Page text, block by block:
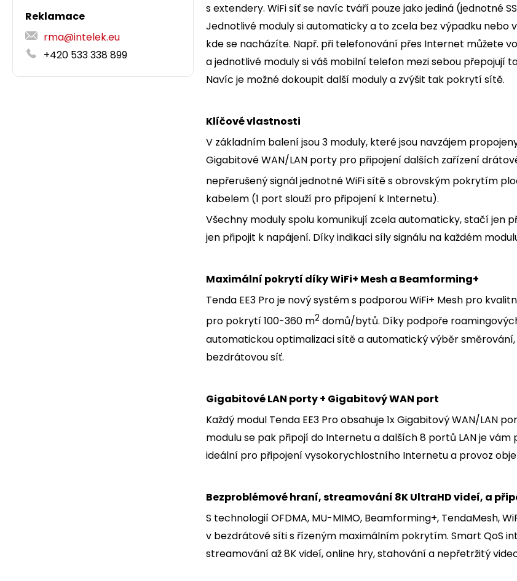
Reklamace
rma@intelek.eu
+420 533 338 899
s extendery. WiFi síť se navíc tváří pouze jako jediná (jednotné
Jednotlivé moduly si automaticky a to zcela bez výpadku
kde se nacházíte. Např. při telefonování přes Internet můžete
a jednotlivé moduly si váš mobilní telefon mezi sebou přepojují
Navíc je možné dokoupit další moduly a zvýšit tak pokrytí sítě.
Klíčové vlastnosti
V základním balení jsou 3 moduly, které jsou navzájem
Gigabitové WAN/LAN porty pro připojení dalších zařízení
nepřerušený signál jednotné WiFi sítě s obrovským pokrytím
kabelem (1 port slouží pro připojení k Internetu).
Všechny moduly spolu komunikují zcela automaticky, stačí jen
jen připojit k napájení. Díky indikaci síly signálu na každém
Maximální pokrytí díky WiFi+ Mesh a Beamforming+
Tenda EE3 Pro je nový systém s podporou WiFi+ Mesh pro
pro pokrytí 100-360 m2 domů/bytů. Díky podpoře
automatickou optimalizaci sítě a automatický výběr
bezdrátovou síť.
Gigabitové LAN porty + Gigabitový WAN port
Každý modul Tenda EE3 Pro obsahuje 1x Gigabitový WAN/LAN
modulu se pak připojí do Internetu a dalších 8 portů LAN je
ideální pro připojení vysokorychlostního Internetu a provoz
Bezproblémové hraní, streamování 8K UltraHD videí, a
S technologií OFDMA, MU-MIMO, Beamforming+, TendaMesh,
v bezdrátové síti s řízeným maximálním pokrytím. Smart QoS
streamování až 8K videí, online hry, stahování a nepřetržitý